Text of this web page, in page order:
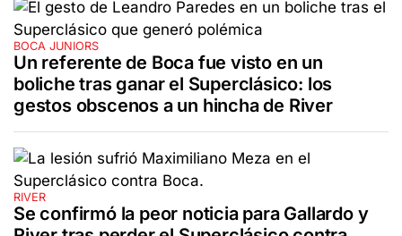
BOCA JUNIORS
Un referente de Boca fue visto en un
boliche tras ganar el Superclásico: los
gestos obscenos a un hincha de River
RIVER
Se confirmó la peor noticia para Gallardo y